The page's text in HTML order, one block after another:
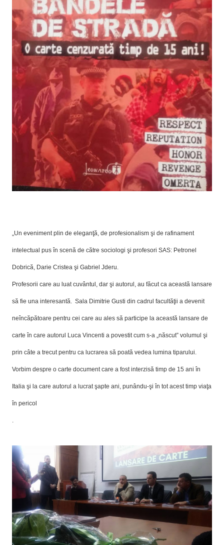
„Un eveniment plin de eleganţă, de profesionalism şi de rafinament
intelectual pus în scenă de către sociologi şi profesori SAS: Petronel
Dobrică, Darie Cristea şi Gabriel Jderu.
Profesorii care au luat cuvântul, dar şi autorul, au făcut ca această lansare
să fie una interesantă. Sala Dimitrie Gusti din cadrul facultăţii a devenit
neîncăpătoare pentru cei care au ales să participe la această lansare de
carte în care autorul Luca Vincenti a povestit cum s-a „născut” volumul şi
prin câte a trecut pentru ca lucrarea să poată vedea lumina tiparului.
Vorbim despre o carte document care a fost interzisă timp de 15 ani în
Italia şi la care autorul a lucrat şapte ani, punându-şi în tot acest timp viaţa
în pericol
.